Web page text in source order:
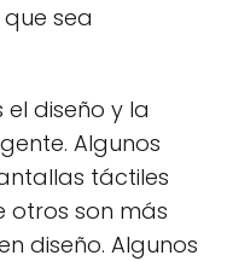
sea
diseño y la
Algunos
táctiles
otros son más
diseño. Algunos